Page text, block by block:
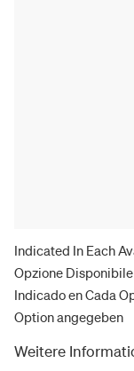
Indicated In Each
Opzione
Indicado en Cada
Option angegeben
Weitere